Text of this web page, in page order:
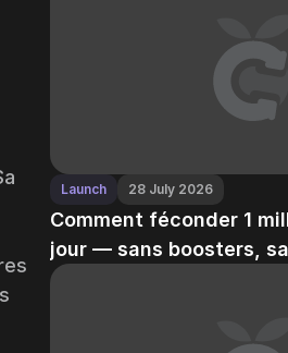
Launch 28 July 2026
Comment féconder 1
jour — sans boosters,